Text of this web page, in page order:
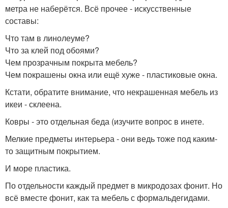
метра не наберётся. Всё прочее - искусственные
составы:
Что там в линолеуме?
Что за клей под обоями?
Чем прозрачным покрыта мебель?
Чем покрашены окна или ещё хуже - пластиковые окна.
Кстати, обратите внимание, что некрашенная мебель из
икеи - склеена.
Ковры - это отдельная беда (изучите вопрос в инете.
Мелкие предметы интерьера - они ведь тоже под каким-
то защитным покрытием.
И море пластика.
По отдельности каждый предмет в микродозах фонит. Но
всё вместе фонит, как та мебель с формальдегидами.